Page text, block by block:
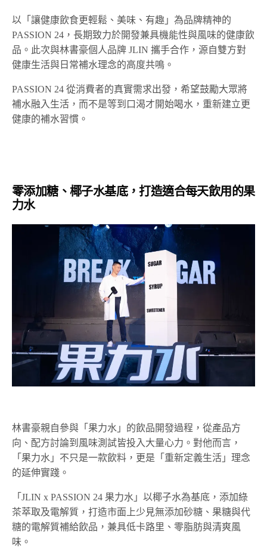
以「讓健康飲食更輕鬆、美味、有趣」為品牌精神的
PASSION 24，長期致力於開發兼具機能性與風味的健康飲
品。此次與林書豪個人品牌 JLIN 攜手合作，源自雙方對
健康生活與日常補水理念的高度共鳴。
PASSION 24 從消費者的真實需求出發，希望鼓勵大眾將
補水融入生活，而不是等到口渴才開始喝水，重新建立更
健康的補水習慣。
零添加糖、椰子水基底，打造適合每天飲用的果
力水
林書豪親自參與「果力水」的飲品開發過程，從產品方
向、配方討論到風味測試皆投入大量心力。對他而言，
「果力水」不只是一款飲料，更是「重新定義生活」理念
的延伸實踐。
「JLIN x PASSION 24 果力水」以椰子水為基底，添加綠
茶萃取及電解質，打造市面上少見無添加砂糖、果糖與代
糖的電解質補給飲品，兼具低卡路里、零脂肪與清爽風
味。